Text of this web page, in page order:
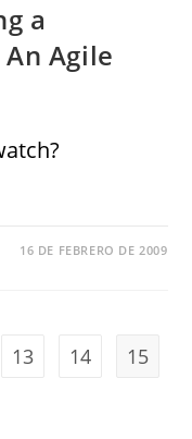
a
Agile
16 DE FEBRERO DE 2009
13 14 15